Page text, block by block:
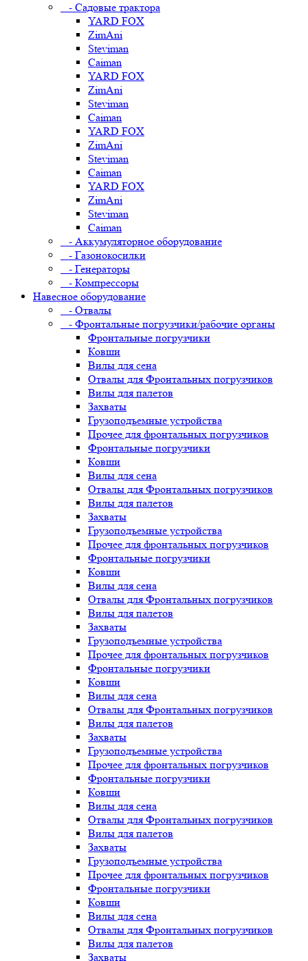
- Садовые трактора
YARD FOX
ZimAni
Steviman
Caiman
YARD FOX
ZimAni
Steviman
Caiman
YARD FOX
ZimAni
Steviman
Caiman
YARD FOX
ZimAni
Steviman
Caiman
- Аккумуляторное оборудование
- Газонокосилки
- Генераторы
- Компрессоры
Навесное оборудование
- Отвалы
- Фронтальные погрузчики/рабочие органы
Фронтальные погрузчики
Ковши
Вилы для сена
Отвалы для Фронтальных погрузчиков
Вилы для палетов
Захваты
Грузоподъемные устройства
Прочее для фронтальных погрузчиков
Фронтальные погрузчики
Ковши
Вилы для сена
Отвалы для Фронтальных погрузчиков
Вилы для палетов
Захваты
Грузоподъемные устройства
Прочее для фронтальных погрузчиков
Фронтальные погрузчики
Ковши
Вилы для сена
Отвалы для Фронтальных погрузчиков
Вилы для палетов
Захваты
Грузоподъемные устройства
Прочее для фронтальных погрузчиков
Фронтальные погрузчики
Ковши
Вилы для сена
Отвалы для Фронтальных погрузчиков
Вилы для палетов
Захваты
Грузоподъемные устройства
Прочее для фронтальных погрузчиков
Фронтальные погрузчики
Ковши
Вилы для сена
Отвалы для Фронтальных погрузчиков
Вилы для палетов
Захваты
Грузоподъемные устройства
Прочее для фронтальных погрузчиков
Фронтальные погрузчики
Ковши
Вилы для сена
Отвалы для Фронтальных погрузчиков
Вилы для палетов
Захваты